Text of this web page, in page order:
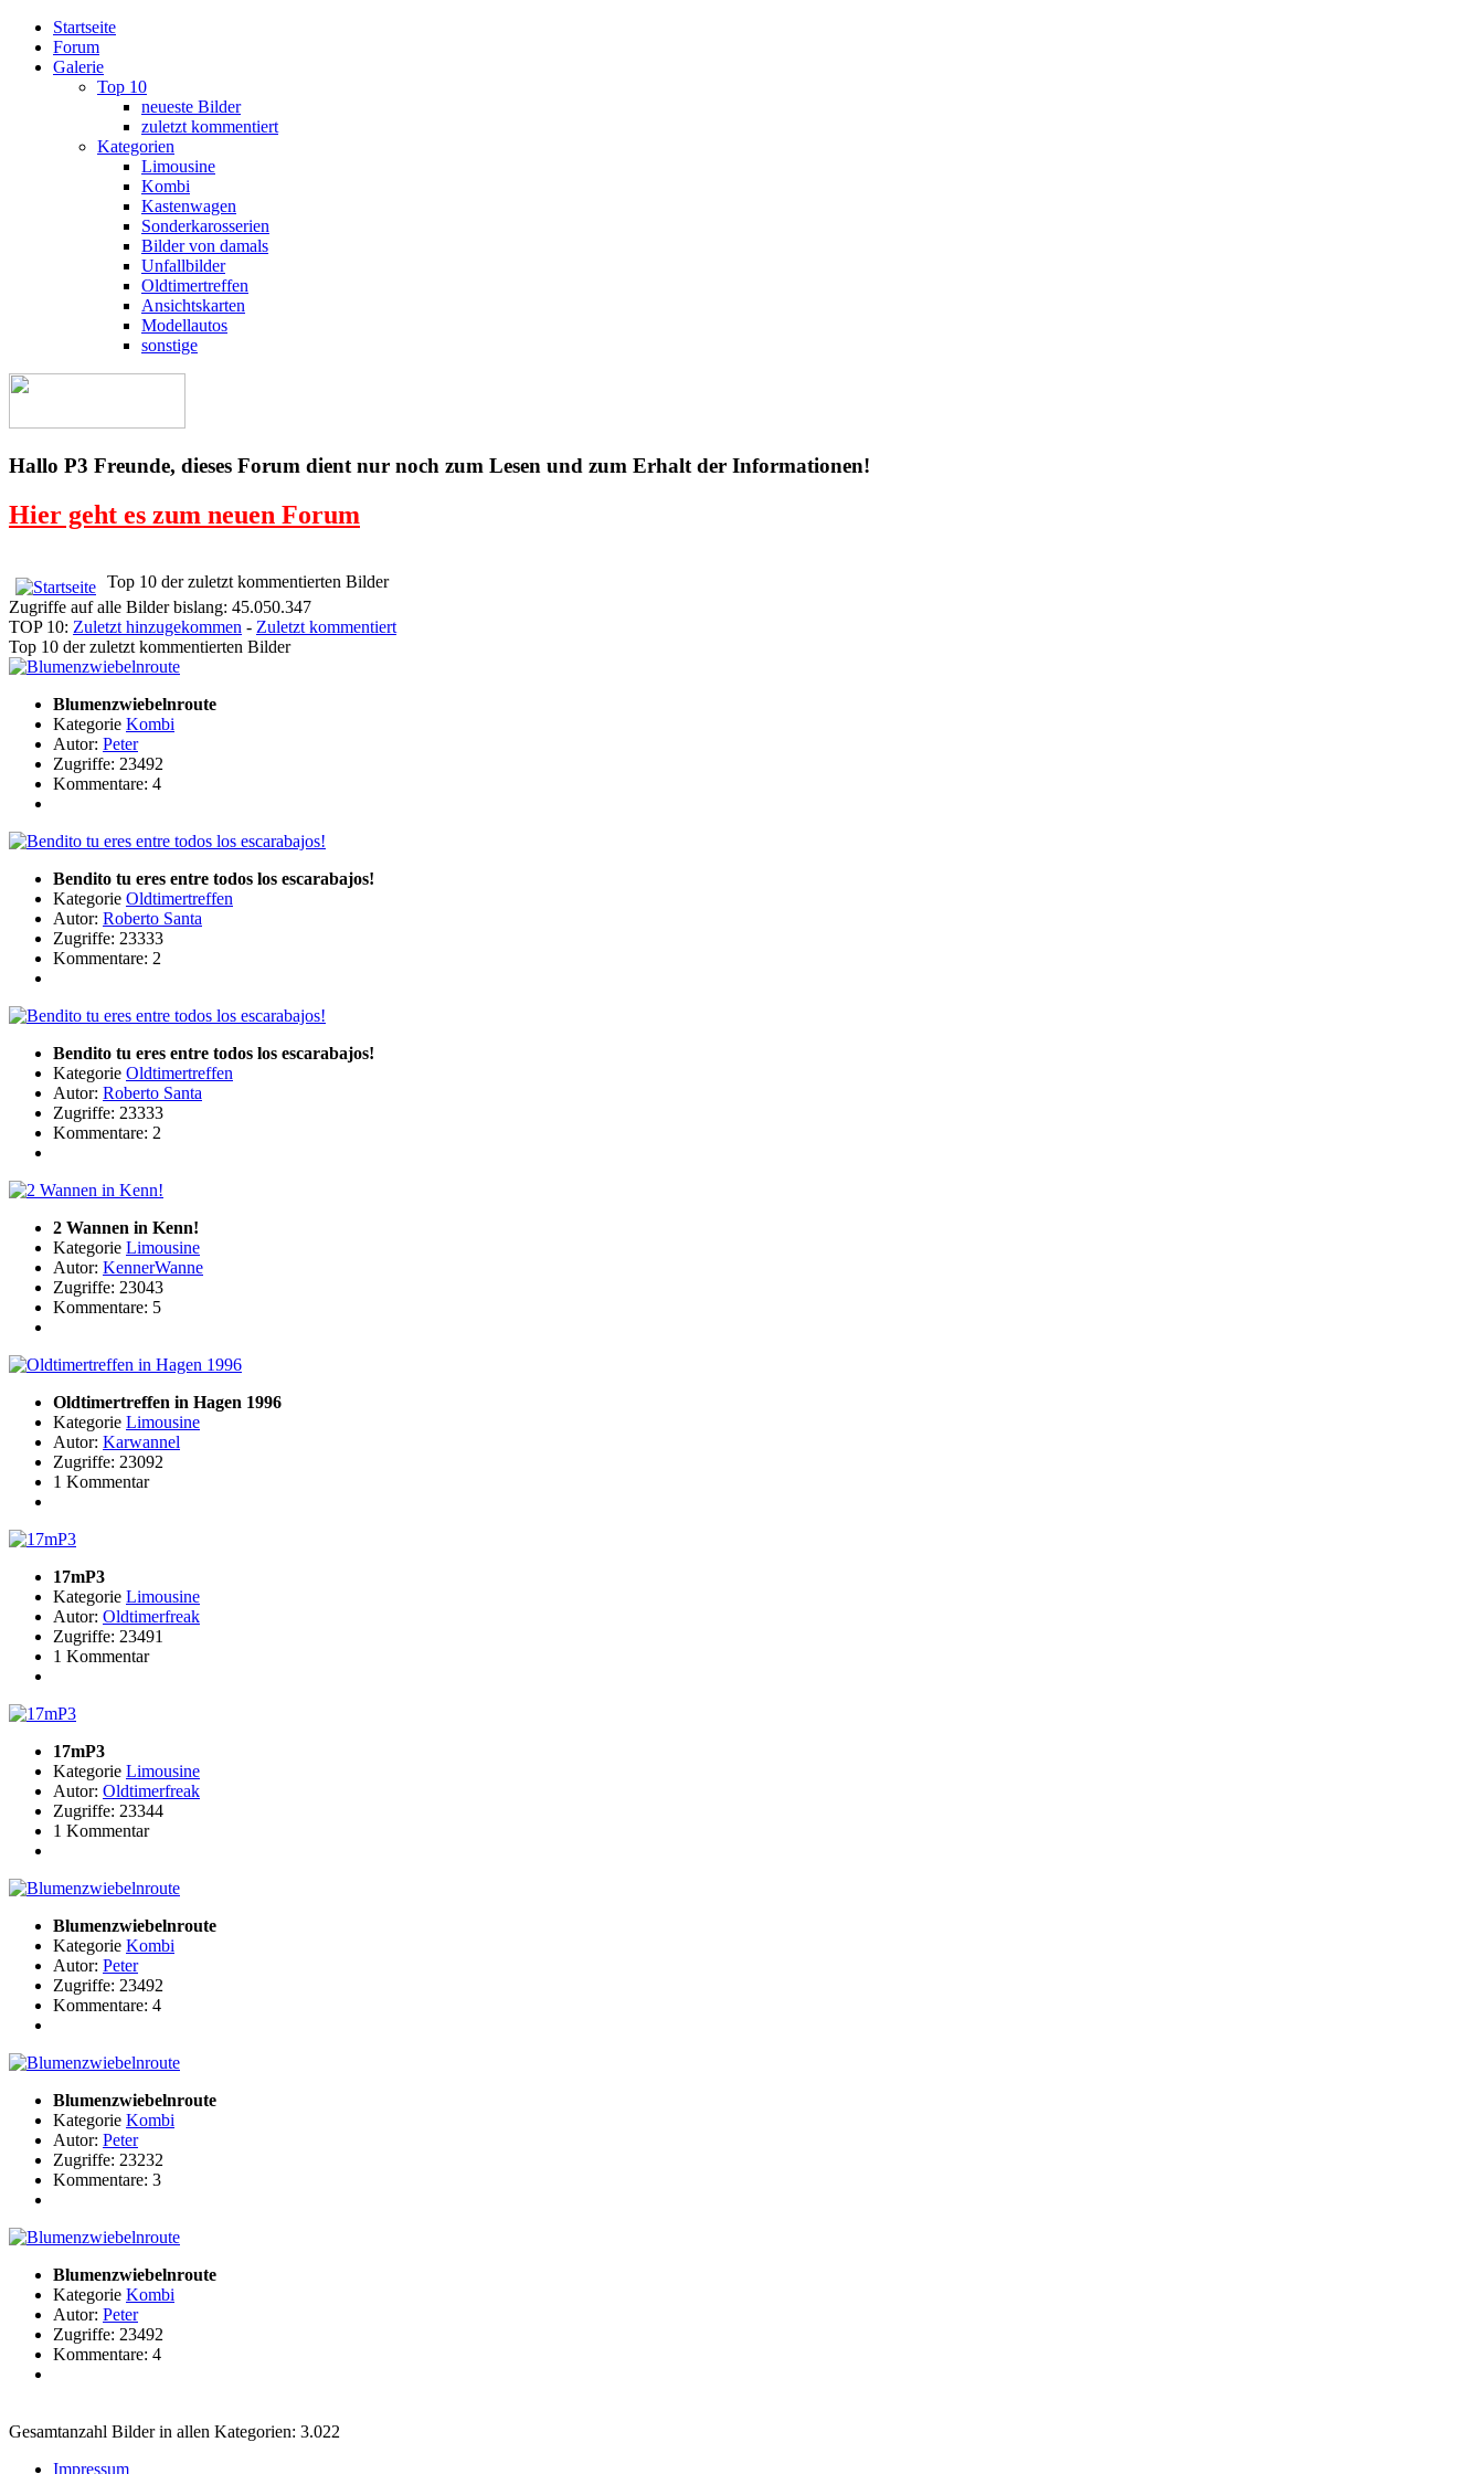
Startseite
Forum
Galerie
Top 10
neueste Bilder
zuletzt kommentiert
Kategorien
Limousine
Kombi
Kastenwagen
Sonderkarosserien
Bilder von damals
Unfallbilder
Oldtimertreffen
Ansichtskarten
Modellautos
sonstige
Hallo P3 Freunde, dieses Forum dient nur noch zum Lesen und zum Erhalt der Informationen!
Hier geht es zum neuen Forum
Top 10 der zuletzt kommentierten Bilder
Zugriffe auf alle Bilder bislang: 45.050.347
TOP 10: Zuletzt hinzugekommen - Zuletzt kommentiert
Top 10 der zuletzt kommentierten Bilder
Blumenzwiebelnroute
Kategorie Kombi
Autor: Peter
Zugriffe: 23492
Kommentare: 4
Bendito tu eres entre todos los escarabajos!
Kategorie Oldtimertreffen
Autor: Roberto Santa
Zugriffe: 23333
Kommentare: 2
Bendito tu eres entre todos los escarabajos!
Kategorie Oldtimertreffen
Autor: Roberto Santa
Zugriffe: 23333
Kommentare: 2
2 Wannen in Kenn!
Kategorie Limousine
Autor: KennerWanne
Zugriffe: 23043
Kommentare: 5
Oldtimertreffen in Hagen 1996
Kategorie Limousine
Autor: Karwannel
Zugriffe: 23092
1 Kommentar
17mP3
Kategorie Limousine
Autor: Oldtimerfreak
Zugriffe: 23491
1 Kommentar
17mP3
Kategorie Limousine
Autor: Oldtimerfreak
Zugriffe: 23344
1 Kommentar
Blumenzwiebelnroute
Kategorie Kombi
Autor: Peter
Zugriffe: 23492
Kommentare: 4
Blumenzwiebelnroute
Kategorie Kombi
Autor: Peter
Zugriffe: 23232
Kommentare: 3
Blumenzwiebelnroute
Kategorie Kombi
Autor: Peter
Zugriffe: 23492
Kommentare: 4
Gesamtanzahl Bilder in allen Kategorien: 3.022
Impressum